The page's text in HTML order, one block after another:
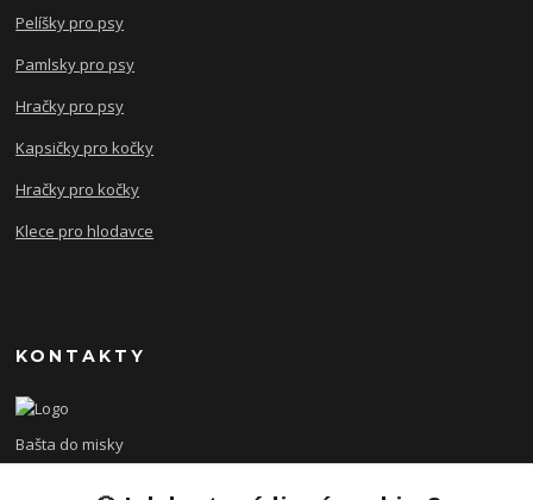
Pelíšky pro psy
Pamlsky pro psy
Hračky pro psy
Kapsičky pro kočky
Hračky pro kočky
Klece pro hlodavce
KONTAKTY
Bašta do misky